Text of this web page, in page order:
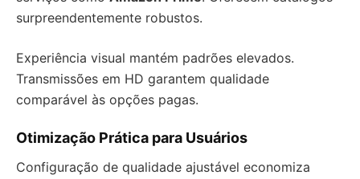
surpreendentemente robustos.
Experiência visual mantém padrões elevados.
Transmissões em HD garantem qualidade
comparável às opções pagas.
Otimização Prática para Usuários
Configuração de qualidade ajustável economiza